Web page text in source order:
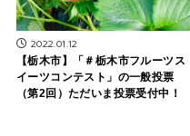
2022.01.12
【栃木市】「＃栃木市フルーツス
イーツコンテスト」の一般投票
（第2回）ただいま投票受付中！